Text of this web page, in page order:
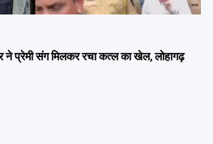
संग मिलकर रचा कत्ल का खेल, लोहागढ़